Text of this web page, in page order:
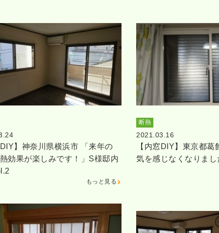
DIY】神奈川県横浜市 「来年の
効果が楽しみです！」S様邸内
もっと見る
断熱
2021.03.16
【内窓DIY】東京都
気を感じなくなりま